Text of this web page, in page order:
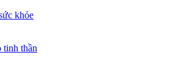
khỏe
tinh thần